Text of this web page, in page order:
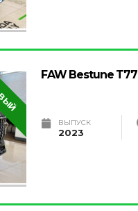
FAW Bestune T77
ВЫПУСК
2023